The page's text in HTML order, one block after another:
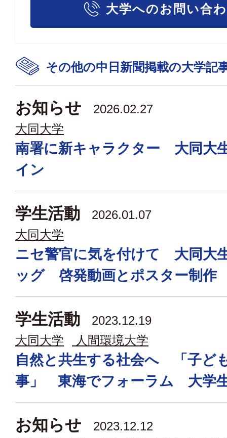
大学へのお問い合
その他の中日新聞掲載の大学記
お知らせ
2026.02.27
大同大学
南署に新キャラクター 大同大
イン
学生活動
2026.01.07
大同大学
ニセ警官に気を付けて 大同大
ッグ 啓発動画とポスター制作
学生活動
2023.12.19
大同大学
人間環境大学
自然と共生する社会へ 「子ど
事」 東海でフォーラム 大学
お知らせ
2023.12.12